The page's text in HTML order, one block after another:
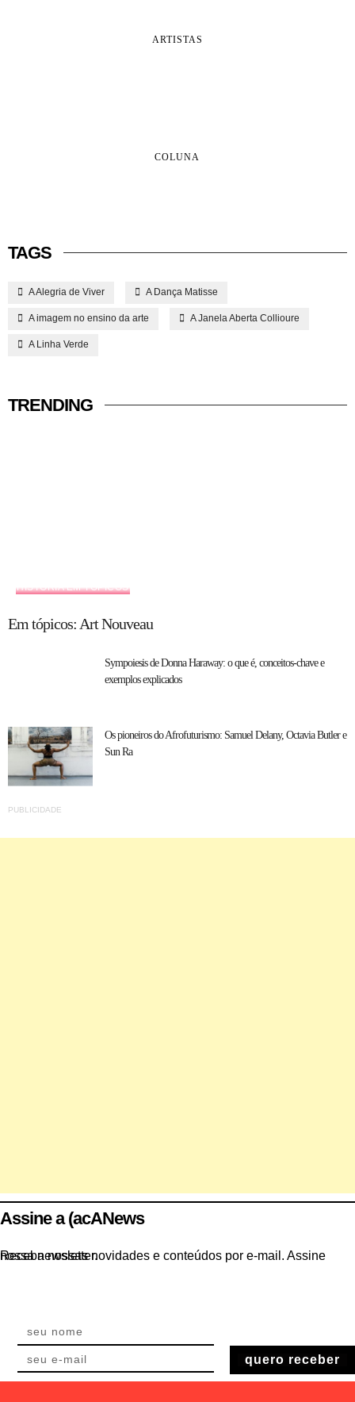
ARTISTAS
COLUNA
TAGS
A Alegria de Viver A Dança Matisse
A imagem no ensino da arte A Janela Aberta Collioure
A Linha Verde
TRENDING
HISTÓRIA EM TÓPICOS
Em tópicos: Art Nouveau
Sympoiesis de Donna Haraway: o que é, conceitos-chave e
exemplos explicados
Os pioneiros do Afrofuturismo: Samuel Delany, Octavia Butler e
Sun Ra
PUBLICIDADE
Assine a (acANews
Receba nossas novidades e conteúdos por e-mail. Assine nossa newsletter.
quero receber